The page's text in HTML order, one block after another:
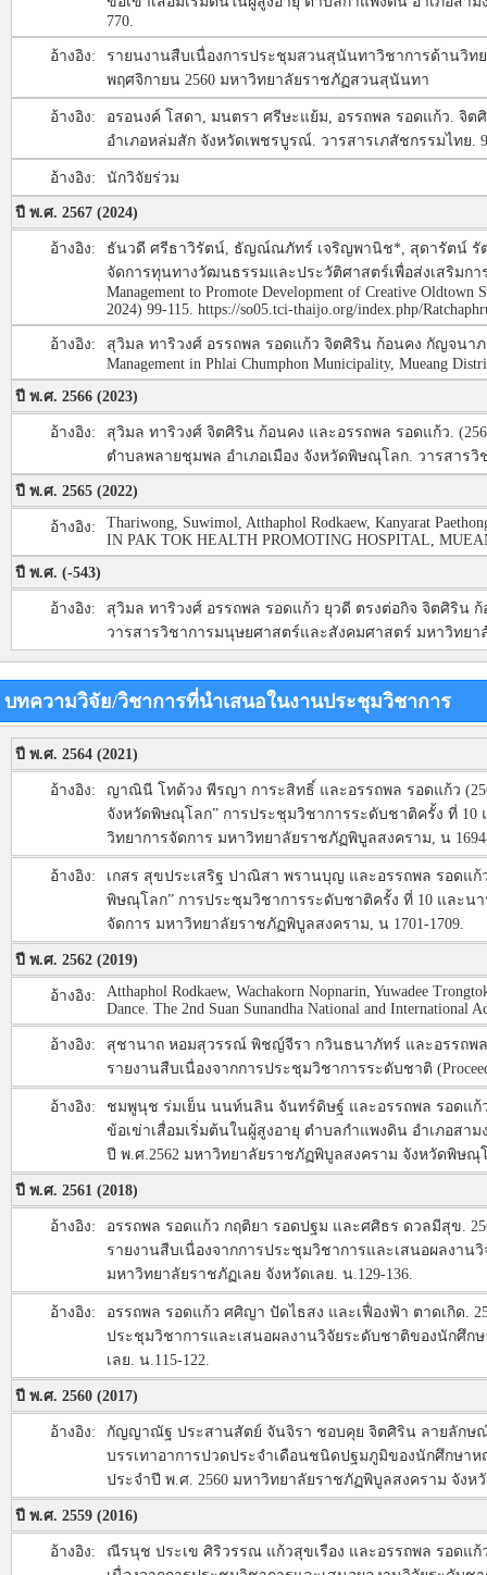
770.
อ้างอิง:
รายนงานสืบเนื่องการประชุมสวนสุนันทาวิชาการด้านวิท
พฤศจิกายน 2560 มหาวิทยาลัยราชภัฏสวนสุนันทา
อ้างอิง:
อรอนงค์ โสดา, มนตรา ศรีษะแย้ม, อรรถพล รอดแก้ว. จิ
อำเภอหล่มสัก จังหวัดเพชรบูรณ์. วารสารเภสัชกรรมไทย.
อ้างอิง: นักวิจัยร่วม
ปี พ.ศ. 2567 (2024)
อ้างอิง:
ธันวดี ศรีธาวิรัตน์, ธัญณ์ณภัทร์ เจริญพานิช*, สุดารัตน์ รั
จัดการทุนทางวัฒนธรรมและประวัติศาสตร์เพื่อส่งเสริมกา
Management to Promote Development of Creative Oldtown
2024) 99-115. https://so05.tci-thaijo.org/index.php/
อ้างอิง:
สุวิมล ทาริวงศ์ อรรถพล รอดแก้ว จิตศิริน ก้อนคง กัญจนาภา
Management in Phlai Chumphon Municipality, Mueang
ปี พ.ศ. 2566 (2023)
อ้างอิง:
สุวิมล ทาริวงศ์ จิตศิริน ก้อนคง และอรรถพล รอดแก้ว.
ตำบลพลายชุมพล อำเภอเมือง จังหวัดพิษณุโลก. วารสาร
ปี พ.ศ. 2565 (2022)
อ้างอิง:
Thariwong, Suwimol, Atthaphol Rodkaew, Kanyarat
IN PAK TOK HEALTH PROMOTING HOSPITAL,
ปี พ.ศ. (-543)
อ้างอิง:
สุวิมล ทาริวงศ์ อรรถพล รอดแก้ว ยุวดี ตรงต่อกิจ จิตศิริน
วารสารวิชาการมนุษยศาสตร์และสังคมศาสตร์ มหาวิทยา
บทความวิจัย/วิชาการที่นำเสนอในงานประชุมวิชาการ
ปี พ.ศ. 2564 (2021)
อ้างอิง:
ญาณินี โทด้วง พีรญา การะสิทธิ์ และอรรถพล รอดแก้ว
จังหวัดพิษณุโลก” การประชุมวิชาการระดับชาติครั้ง ที่ 10
วิทยาการจัดการ มหาวิทยาลัยราชภัฏพิบูลสงคราม, น
อ้างอิง:
เกสร สุขประเสริฐ ปาณิสา พรานบุญ และอรรถพล รอดแ
พิษณุโลก” การประชุมวิชาการระดับชาติครั้ง ที่ 10 และน
จัดการ มหาวิทยาลัยราชภัฏพิบูลสงคราม, น 1701-1709.
ปี พ.ศ. 2562 (2019)
อ้างอิง:
Atthaphol Rodkaew, Wachakorn Nopnarin, Yuwadee
Dance. The 2nd Suan Sunandha National and International
อ้างอิง:
สุชานาถ หอมสุวรรณ์ พิชญ์จีรา กวินธนาภัทร์ และอรรถพ
รายงานสืบเนื่องจากการประชุมวิชาการระดับชาติ
อ้างอิง:
ชมพูนุช ร่มเย็น นนท์นลิน จันทร์ดิษฐ์ และอรรถพล รอดแก้ว
ข้อเข่าเสื่อมเริ่มต้นในผู้สูงอายุ ตำบลกำแพงดิน อำเภอสา
ปี พ.ศ.2562 มหาวิทยาลัยราชภัฏพิบูลสงคราม จังหวัดพิษณุโ
ปี พ.ศ. 2561 (2018)
อ้างอิง:
อรรถพล รอดแก้ว กฤติยา รอดปฐม และศศิธร ดวลมีสุข.
รายงานสืบเนื่องจากการประชุมวิชาการและเสนอผลงา
มหาวิทยาลัยราชภัฏเลย จังหวัดเลย. น.129-136.
อ้างอิง:
อรรถพล รอดแก้ว ศศิญา ปัดไธสง และเฟื่องฟ้า ตาดเกิด.
ประชุมวิชาการและเสนอผลงานวิจัยระดับชาติของนักศึก
เลย. น.115-122.
ปี พ.ศ. 2560 (2017)
อ้างอิง:
กัญญาณัฐ ประสานสัตย์ จันจิรา ชอบคุย จิตศิริน ลายลักษณ์
บรรเทาอาการปวดประจำเดือนชนิดปฐมภูมิของนักศึกษา
ประจำปี พ.ศ. 2560 มหาวิทยาลัยราชภัฏพิบูลสงคราม จังห
ปี พ.ศ. 2559 (2016)
อ้างอิง:
ณีรนุช ประเข ศิริวรรณ แก้วสุขเรือง และอรรถพล รอดแก้